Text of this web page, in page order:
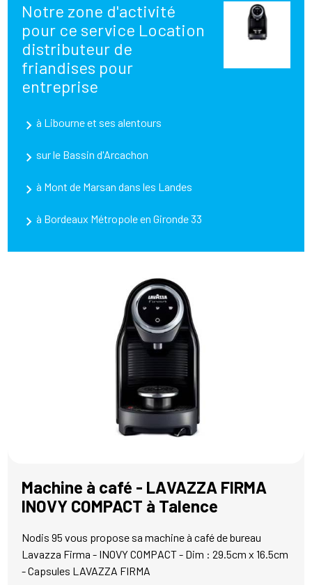
Notre zone d'activité
pour ce service Location
distributeur de
friandises pour
entreprise
à Libourne et ses alentours
sur le Bassin d'Arcachon
à Mont de Marsan dans les Landes
à Bordeaux Métropole en Gironde 33
Machine à café - LAVAZZA FIRMA
INOVY COMPACT à Talence
Nodis 95 vous propose sa machine à café de bureau
Lavazza Firma - INOVY COMPACT - Dim : 29.5cm x 16.5cm
- Capsules LAVAZZA FIRMA